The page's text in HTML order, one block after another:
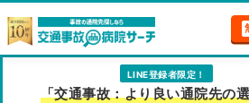
LINE登録者限定！
「交通事故：より良い通院先の選